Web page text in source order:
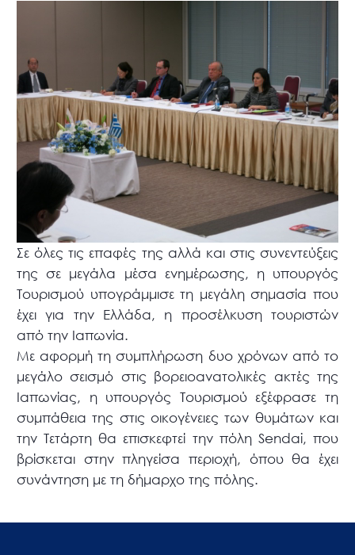
Σε όλες τις επαφές της αλλά και στις συνεντεύξεις
της σε μεγάλα μέσα ενημέρωσης, η υπουργός
Τουρισμού υπογράμμισε τη μεγάλη σημασία που
έχει για την Ελλάδα, η προσέλκυση τουριστών
από την Ιαπωνία.
Με αφορμή τη συμπλήρωση δυο χρόνων από το
μεγάλο σεισμό στις βορειοανατολικές ακτές της
Ιαπωνίας, η υπουργός Τουρισμού εξέφρασε τη
συμπάθεια της στις οικογένειες των θυμάτων και
την Τετάρτη θα επισκεφτεί την πόλη Sendai, που
βρίσκεται στην πληγείσα περιοχή, όπου θα έχει
συνάντηση με τη δήμαρχο της πόλης.